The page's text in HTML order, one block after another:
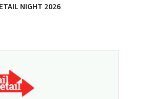
NIGHT 2026